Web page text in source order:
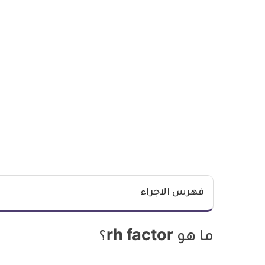
فهرس الاجراء
ما هو rh factor؟